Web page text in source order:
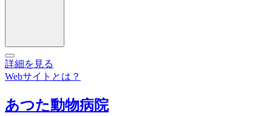
詳細を見る
Webサイトとは？
あつた動物病院